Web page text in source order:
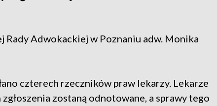
Rady Adwokackiej w Poznaniu adw. Monika
czterech rzeczników praw lekarzy. Lekarze
zostaną odnotowane, a sprawy tego